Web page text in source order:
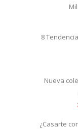
8
Nueva
¿Casarte